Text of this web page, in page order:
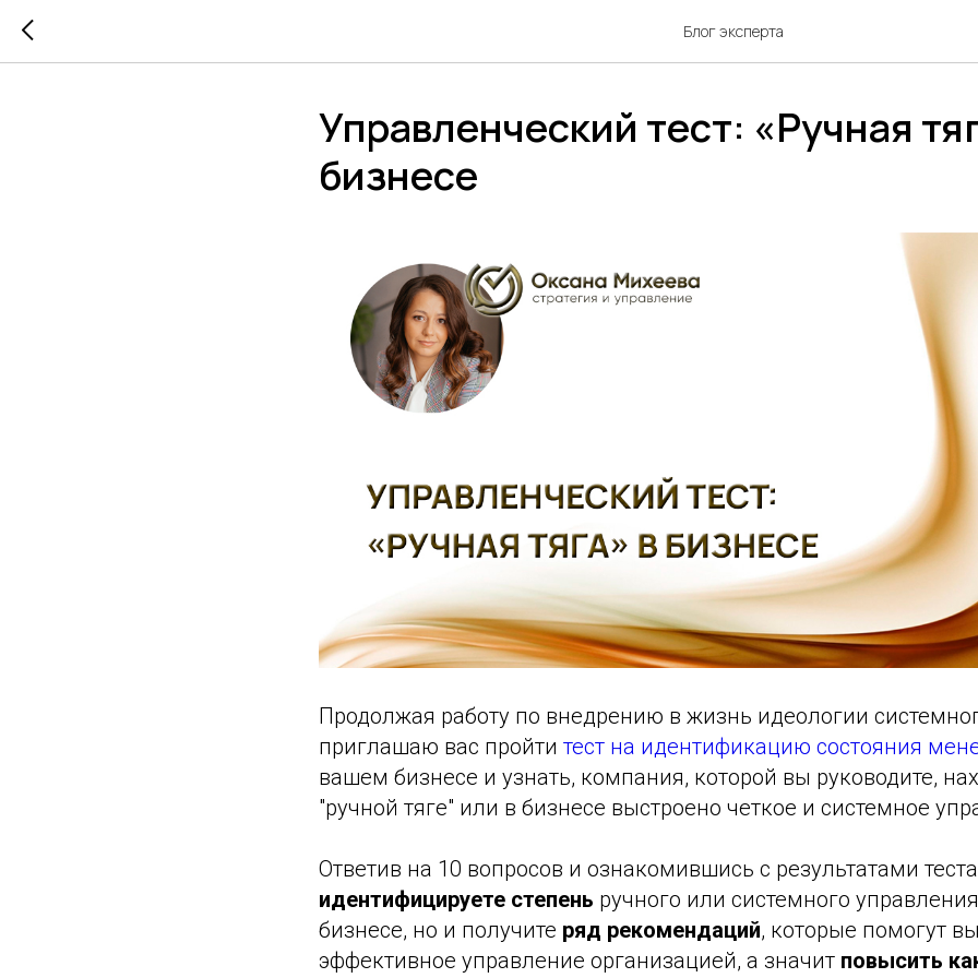
Блог эксперта
Управленческий тест: «Ручная
бизнесе
Продолжая работу по внедрению в жизнь идеологии
приглашаю вас пройти тест на идентификацию состояния
вашем бизнесе и узнать, компания, которой вы руководите,
"ручной тяге" или в бизнесе выстроено четкое и системное
Ответив на 10 вопросов и ознакомившись с результатами
идентифицируете степень ручного или системного
бизнесе, но и получите ряд рекомендаций, которые помогут
эффективное управление организацией, а значит повысить